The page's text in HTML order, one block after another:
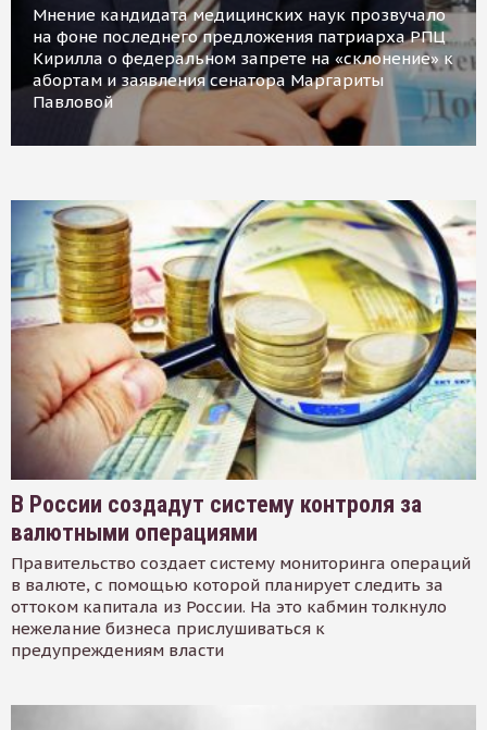
Мнение кандидата медицинских наук прозвучало
на фоне последнего предложения патриарха РПЦ
Кирилла о федеральном запрете на «склонение» к
абортам и заявления сенатора Маргариты
Павловой
В России создадут систему контроля за
валютными операциями
Правительство создает систему мониторинга операций
в валюте, с помощью которой планирует следить за
оттоком капитала из России. На это кабмин толкнуло
нежелание бизнеса прислушиваться к
предупреждениям власти